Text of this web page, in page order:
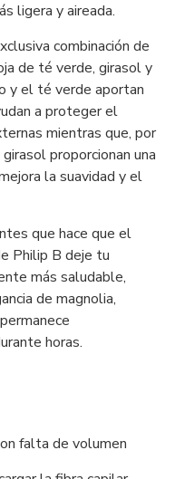
ligera y aireada.
combinación de
de té verde, girasol y
y el té verde aportan
a proteger el
mientras que, por
proporcionan una
la suavidad y el
que hace que el
Philip B deje tu
más saludable,
de magnolia,
horas.
falta de volumen